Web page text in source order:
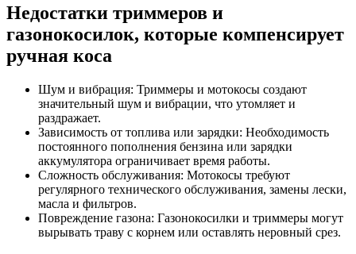
Недостатки триммеров и
газонокосилок, которые компенсирует
ручная коса
Шум и вибрация: Триммеры и мотокосы создают
значительный шум и вибрации, что утомляет и
раздражает.
Зависимость от топлива или зарядки: Необходимость
постоянного пополнения бензина или зарядки
аккумулятора ограничивает время работы.
Сложность обслуживания: Мотокосы требуют
регулярного технического обслуживания, замены лески,
масла и фильтров.
Повреждение газона: Газонокосилки и триммеры могут
вырывать траву с корнем или оставлять неровный срез.